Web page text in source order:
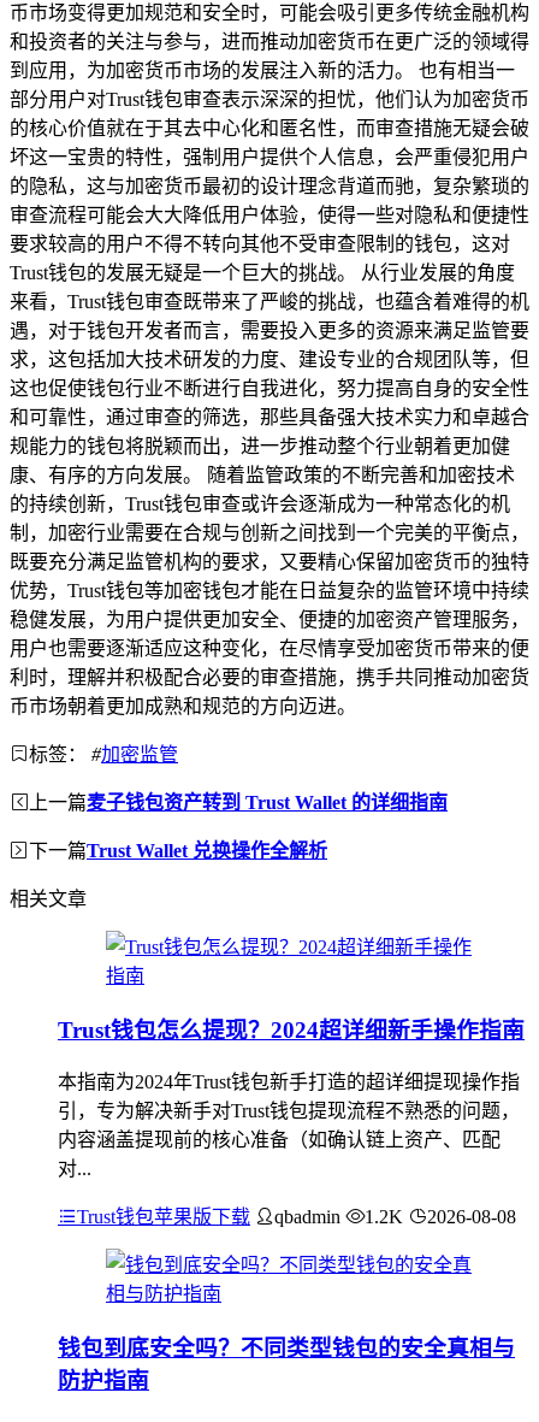
币市场变得更加规范和安全时，可能会吸引更多传统金融机构
和投资者的关注与参与，进而推动加密货币在更广泛的领域得
到应用，为加密货币市场的发展注入新的活力。 也有相当一
部分用户对Trust钱包审查表示深深的担忧，他们认为加密货币
的核心价值就在于其去中心化和匿名性，而审查措施无疑会破
坏这一宝贵的特性，强制用户提供个人信息，会严重侵犯用户
的隐私，这与加密货币最初的设计理念背道而驰，复杂繁琐的
审查流程可能会大大降低用户体验，使得一些对隐私和便捷性
要求较高的用户不得不转向其他不受审查限制的钱包，这对
Trust钱包的发展无疑是一个巨大的挑战。 从行业发展的角度
来看，Trust钱包审查既带来了严峻的挑战，也蕴含着难得的机
遇，对于钱包开发者而言，需要投入更多的资源来满足监管要
求，这包括加大技术研发的力度、建设专业的合规团队等，但
这也促使钱包行业不断进行自我进化，努力提高自身的安全性
和可靠性，通过审查的筛选，那些具备强大技术实力和卓越合
规能力的钱包将脱颖而出，进一步推动整个行业朝着更加健
康、有序的方向发展。 随着监管政策的不断完善和加密技术
的持续创新，Trust钱包审查或许会逐渐成为一种常态化的机
制，加密行业需要在合规与创新之间找到一个完美的平衡点，
既要充分满足监管机构的要求，又要精心保留加密货币的独特
优势，Trust钱包等加密钱包才能在日益复杂的监管环境中持续
稳健发展，为用户提供更加安全、便捷的加密资产管理服务，
用户也需要逐渐适应这种变化，在尽情享受加密货币带来的便
利时，理解并积极配合必要的审查措施，携手共同推动加密货
币市场朝着更加成熟和规范的方向迈进。
标签： #加密监管
上一篇麦子钱包资产转到 Trust Wallet 的详细指南
下一篇Trust Wallet 兑换操作全解析
相关文章
Trust钱包怎么提现？2024超详细新手操作指南
本指南为2024年Trust钱包新手打造的超详细提现操作指
引，专为解决新手对Trust钱包提现流程不熟悉的问题，
内容涵盖提现前的核心准备（如确认链上资产、匹配
对...
Trust钱包苹果版下载 qbadmin 1.2K 2026-08-08
钱包到底安全吗？不同类型钱包的安全真相与
防护指南